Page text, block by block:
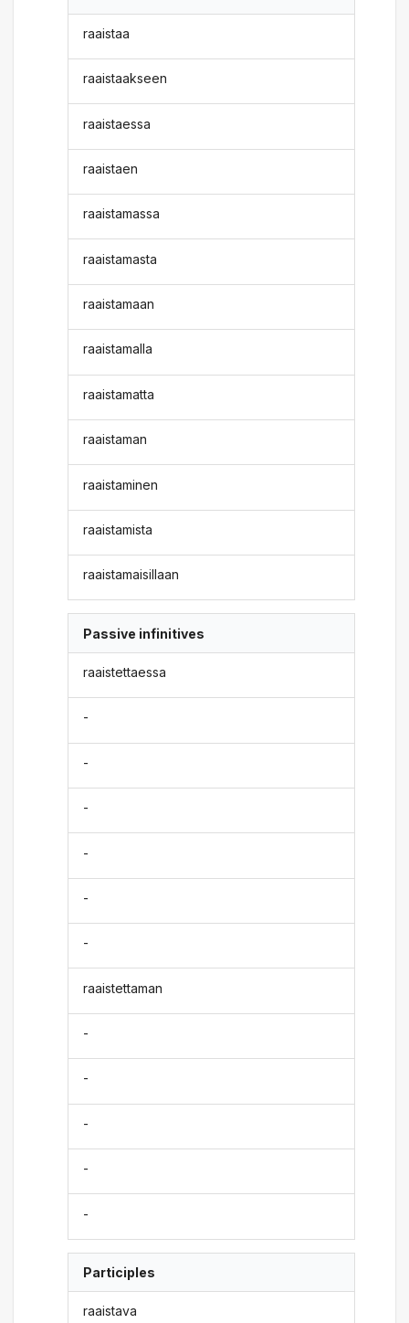
raaistaa
raaistaakseen
raaistaessa
raaistaen
raaistamassa
raaistamasta
raaistamaan
raaistamalla
raaistamatta
raaistaman
raaistaminen
raaistamista
raaistamaisillaan
Passive infinitives
raaistettaessa
-
-
-
-
-
-
raaistettaman
-
-
-
-
-
Participles
raaistava